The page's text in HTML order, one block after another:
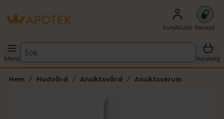
Kundklubb Recept
Meny
Sök
Varukorg
Hem Hudvård Ansiktsvård Ansiktsserum